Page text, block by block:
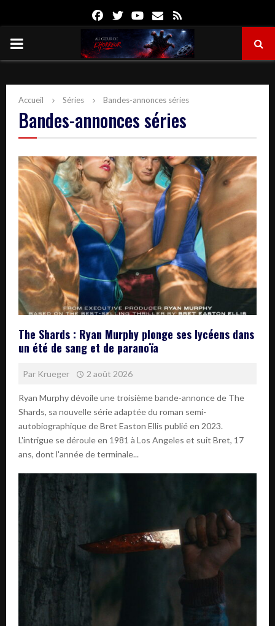
FacebookTwitterYoutube
Email
PRIMARY
Accueil Séries Bandes-annonces séries
Bandes-annonces séries
The Shards : Ryan Murphy plonge ses lycéens dans
un été de sang et de paranoïa
Par Krueger 2 août 2026
Ryan Murphy dévoile une troisième bande-annonce de The
Shards, sa nouvelle série adaptée du roman semi-
autobiographique de Bret Easton Ellis publié en 2023.
L'intrigue se déroule en 1981 à Los Angeles et suit Bret, 17
ans, dont l'année de terminale...